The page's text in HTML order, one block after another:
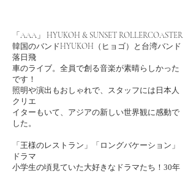
「AAA」 HYUKOH & SUNSET ROLLERCOASTER
韓国のバンドHYUKOH（ヒョゴ）と台湾バンド
落日飛
車のライブ。全員で創る音楽が素晴らしかった
です！
照明や演出もおしゃれで、スタッフには日本人
クリエ
イターもいて、アジアの新しい世界観に感動で
した。
「王様のレストラン」「ロングバケーション」
ドラマ
小学生の頃見ていた大好きなドラマたち！ 30年